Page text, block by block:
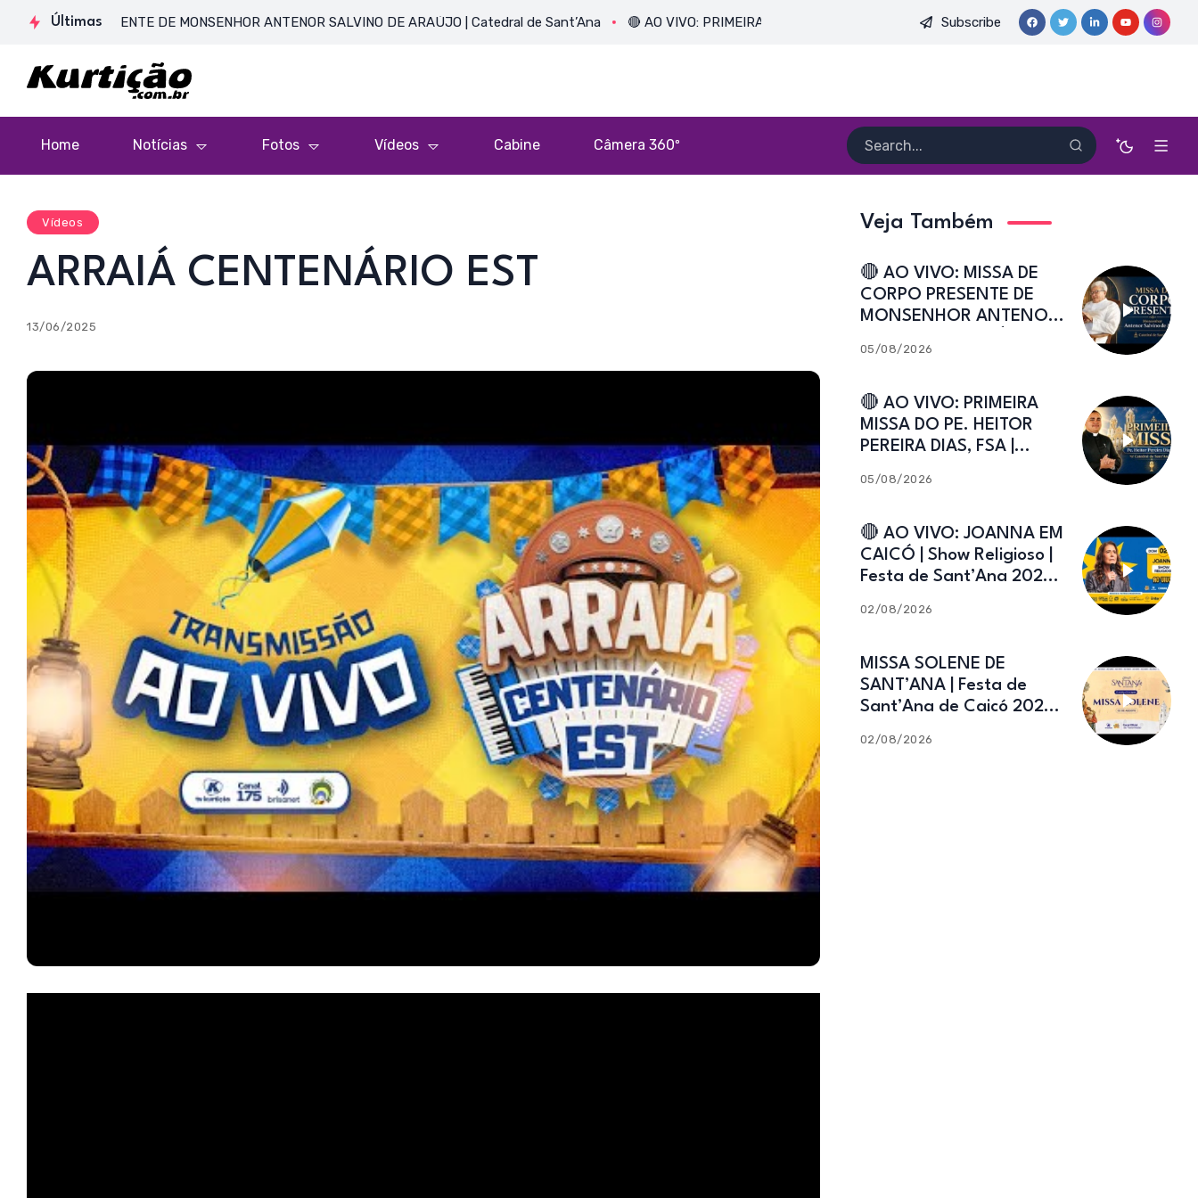
Últimas
PRESENTE DE MONSENHOR ANTENOR SALVINO DE ARAÚJO | Catedral de Sant’Ana 🔴 AO VIVO: PRIMEIRA MISSA DO PE. HEITOR PEREIRA DIAS, FSA | Catedral de Sant’Ana | Caicó-
Subscribe
Home Notícias Fotos Vídeos Cabine Câmera 360º
Vídeos
ARRAIÁ CENTENÁRIO EST
13/06/2025
Veja Também
🔴 AO VIVO: MISSA DE
CORPO PRESENTE DE
MONSENHOR ANTENOR
Catedral de Sant’Ana
05/08/2026
🔴 AO VIVO: PRIMEIRA
MISSA DO PE. HEITOR
PEREIRA DIAS, FSA |
Caicó-RN
05/08/2026
🔴 AO VIVO: JOANNA EM
CAICÓ | Show Religioso |
Festa de Sant’Ana 2026 |
02/08/2026
MISSA SOLENE DE
SANT’ANA | Festa de
Sant’Ana de Caicó 2026 |
02/08/2026